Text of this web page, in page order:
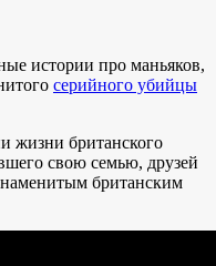
истории про маньяков,
серийного убийцы
жизни британского
свою семью, друзей
британским